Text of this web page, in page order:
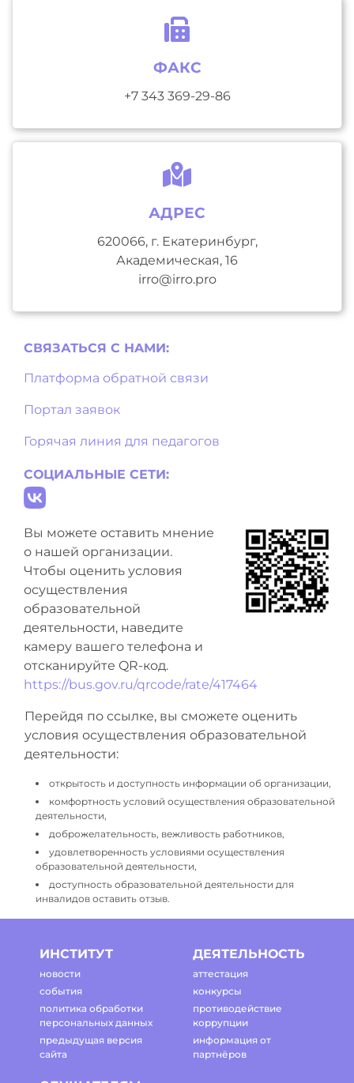
ФАКС
+7 343 369-29-86
АДРЕС
620066, г. Екатеринбург,
Академическая, 16
irro@irro.pro
СВЯЗАТЬСЯ С НAМИ:
Платформа обратной связи
Портал заявок
Горячая линия для педагогов
СОЦИАЛЬНЫЕ СЕТИ:
Вы можете оставить мнение
о нашей организации.
Чтобы оценить условия
осуществления
образовательной
деятельности, наведите
камеру вашего телефона и
отсканируйте QR-код.
https://bus.gov.ru/qrcode/rate/417464
Перейдя по ссылке, вы сможете оценить
условия осуществления образовательной
деятельности:
открытость и доступность информации об организации,
комфортность условий осуществления образовательной
деятельности,
доброжелательность, вежливость работников,
удовлетворенность условиями осуществления
образовательной деятельности,
доступность образовательной деятельности для
инвалидов оставить отзыв.
ИНСТИТУТ
новости
события
политика обработки
персональных данных
предыдущая версия
сайта
ДЕЯТЕЛЬНОСТЬ
аттестация
конкурсы
противодействие
коррупции
информация от
партнёров